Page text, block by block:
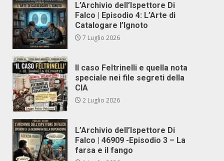
L’Archivio dell’Ispettore Di
Falco | Episodio 4: L’Arte di
Catalogare l’Ignoto
7 Luglio 2026
Il caso Feltrinelli e quella nota
speciale nei file segreti della
CIA
2 Luglio 2026
L’Archivio dell’Ispettore Di
Falco | 46909 -Episodio 3 – La
farsa e il fango